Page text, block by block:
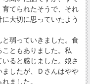
てられたそうで、それ
大切に思っていたよう
弱っていきました。食
ともありました。私
ると感じました。娘さ
したが、Ｄさんはやや
ました。